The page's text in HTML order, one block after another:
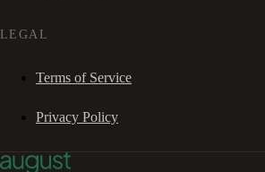
LEGAL
Terms of Service
Privacy Policy